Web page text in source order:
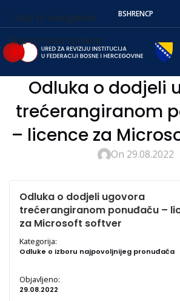
Skip to navigation
Skip to main content
BSHRENСР
Odluka o dodjeli
trećerangiranom
– licence za
On 29.08.2022
Odluka o dodjeli ugovora
trećerangiranom ponuđaču –
za Microsoft softver
Kategorija:
Odluke o izboru najpovoljnijeg pronuđača
Objavljeno:
29.08.2022